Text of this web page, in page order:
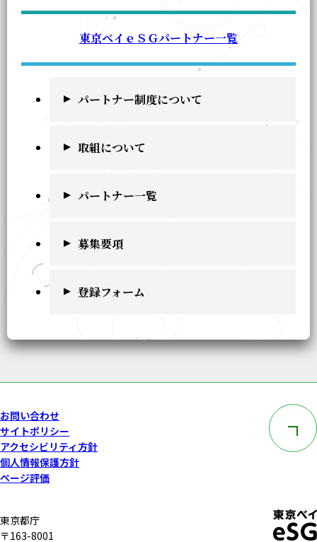
東京ベイｅＳＧパートナー一覧
パートナー制度について
取組について
パートナー一覧
募集要項
登録フォーム
お問い合わせ
サイトポリシー
アクセシビリティ方針
個人情報保護方針
ページ評価
このペー
東京都庁
〒163-8001